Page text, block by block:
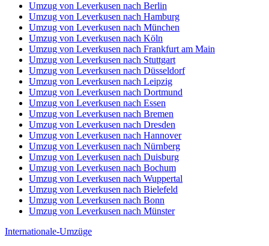
Umzug von Leverkusen nach Berlin
Umzug von Leverkusen nach Hamburg
Umzug von Leverkusen nach München
Umzug von Leverkusen nach Köln
Umzug von Leverkusen nach Frankfurt am Main
Umzug von Leverkusen nach Stuttgart
Umzug von Leverkusen nach Düsseldorf
Umzug von Leverkusen nach Leipzig
Umzug von Leverkusen nach Dortmund
Umzug von Leverkusen nach Essen
Umzug von Leverkusen nach Bremen
Umzug von Leverkusen nach Dresden
Umzug von Leverkusen nach Hannover
Umzug von Leverkusen nach Nürnberg
Umzug von Leverkusen nach Duisburg
Umzug von Leverkusen nach Bochum
Umzug von Leverkusen nach Wuppertal
Umzug von Leverkusen nach Bielefeld
Umzug von Leverkusen nach Bonn
Umzug von Leverkusen nach Münster
Internationale-Umzüge